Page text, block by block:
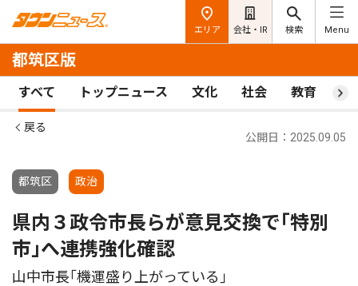
エリア 会社・IR 検索 Menu
都筑区版
すべて トップニュース 文化 社会 教育 ス
戻る
都筑区 政治
公開日：2025.09.05
県内３政令市長らが意見交換で｢特別
市｣へ連携強化確認
山中市長｢機運盛り上がっている｣